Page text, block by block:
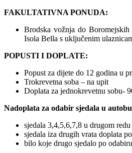
FAKULTATIVNA PONUDA:
Brodska vožnja do
Isola Bella s uključenim
POPUSTI I DOPLATE:
Popust za dijete do 12 godina u
Trokrevetna soba – na upit
Doplata za jednokrevetnu sobu-
Nadoplata za odabir sjedala u
sjedala 3,4,5,6,7,8 u drugom
sjedala iza drugih vrata doplata
bilo koje drugo sjedalo po